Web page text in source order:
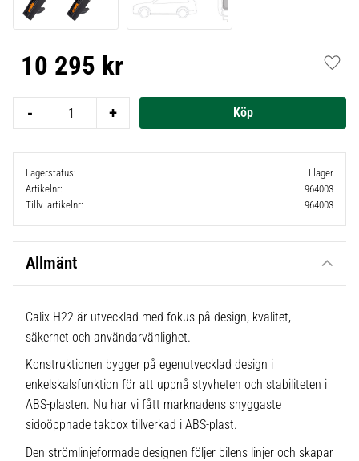
10 295 kr
+
-
Lagerstatus
I lager
Artikelnr
964003
Tillv. artikelnr
964003
Allmänt
Calix H22 är utvecklad med fokus på design, kvalitet,
säkerhet och användarvänlighet.
Konstruktionen bygger på egenutvecklad design i
enkelskalsfunktion för att uppnå styvheten och stabiliteten i
ABS-plasten. Nu har vi fått marknadens snyggaste
sidoöppnade takbox tillverkad i ABS-plast.
Den strömlinjeformade designen följer bilens linjer och skapar